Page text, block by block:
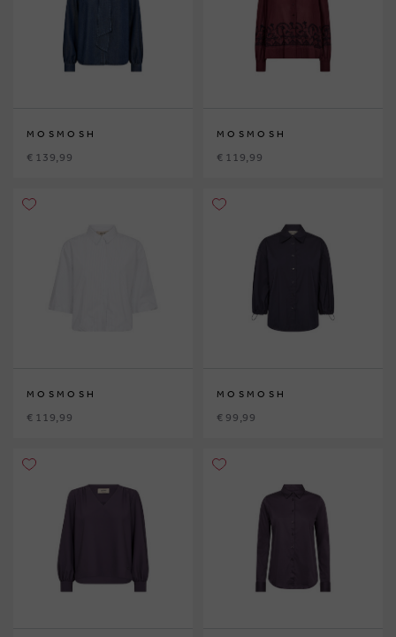
MOSMOSH
€ 139,99
MOSMOSH
€ 119,99
MOSMOSH
€ 119,99
MOSMOSH
€ 99,99